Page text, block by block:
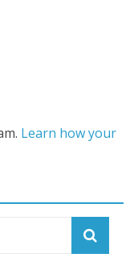
Learn how your